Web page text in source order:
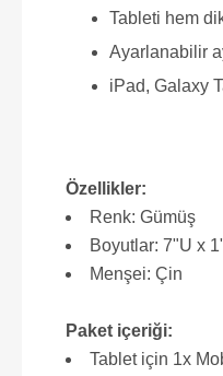
Tableti hem
Ayarlanabilir
iPad, Galaxy
Özellikler:
Renk: Gümüş
Boyutlar: 7"U x
Menşei: Çin
Paket içeriği:
Tablet için 1x